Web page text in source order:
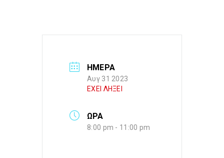
ΗΜΕΡΑ
Αυγ 31 2023
ΕΧΕΙ ΛΗΞΕΙ
ΩΡΑ
8:00 pm - 11:00 pm